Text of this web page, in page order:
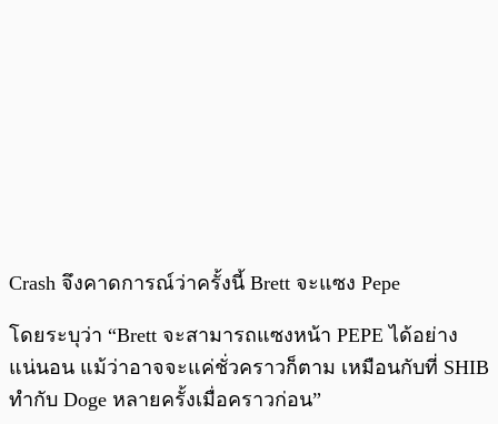
Crash จึงคาดการณ์ว่าครั้งนี้ Brett จะแซง Pepe
โดยระบุว่า “Brett จะสามารถแซงหน้า PEPE ได้อย่าง
แน่นอน แม้ว่าอาจจะแค่ชั่วคราวก็ตาม เหมือนกับที่ SHIB
ทำกับ Doge หลายครั้งเมื่อคราวก่อน”